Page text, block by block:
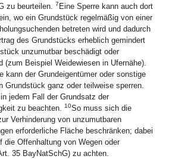
zu beurteilen. 7 Eine Sperre kann auch dort
wo ein Grundstück regelmäßig von einer
betreten wird und dadurch
des Grundstücks erheblich gemindert
unzumutbar beschädigt oder
(zum Beispiel Weidewiesen in Ufernähe).
kann der Grundeigentümer oder sonstige
Grundstück ganz oder teilweise sperren.
jedem Fall der Grundsatz der
zu beachten. 10So muss sich die
Verhinderung von unzumutbaren
erforderliche Fläche beschränken; dabei
die Offenhaltung von Wegen oder
35 BayNatSchG) zu achten.